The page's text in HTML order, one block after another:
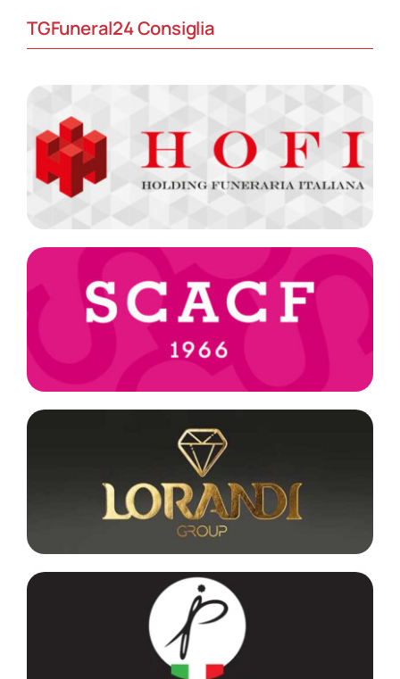
TGFuneral24 Consiglia